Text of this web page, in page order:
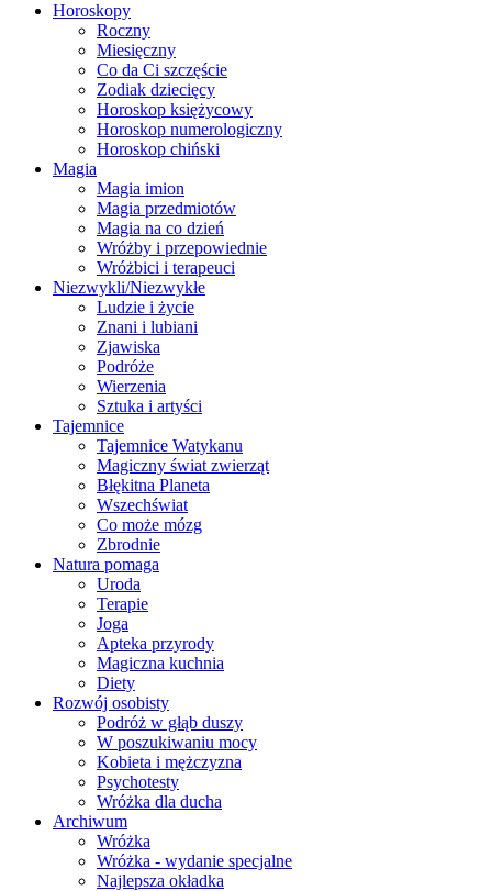
Horoskopy
Roczny
Miesięczny
Co da Ci szczęście
Zodiak dziecięcy
Horoskop księżycowy
Horoskop numerologiczny
Horoskop chiński
Magia
Magia imion
Magia przedmiotów
Magia na co dzień
Wróżby i przepowiednie
Wróżbici i terapeuci
Niezwykli/Niezwykłe
Ludzie i życie
Znani i lubiani
Zjawiska
Podróże
Wierzenia
Sztuka i artyści
Tajemnice
Tajemnice Watykanu
Magiczny świat zwierząt
Błękitna Planeta
Wszechświat
Co może mózg
Zbrodnie
Natura pomaga
Uroda
Terapie
Joga
Apteka przyrody
Magiczna kuchnia
Diety
Rozwój osobisty
Podróż w głąb duszy
W poszukiwaniu mocy
Kobieta i mężczyzna
Psychotesty
Wróżka dla ducha
Archiwum
Wróżka
Wróżka - wydanie specjalne
Najlepsza okładka